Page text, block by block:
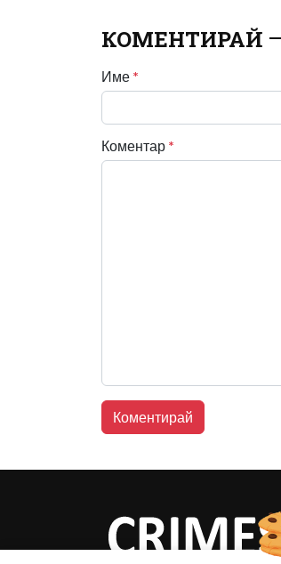
КОМЕНТИРАЙ
Име *
Коментар *